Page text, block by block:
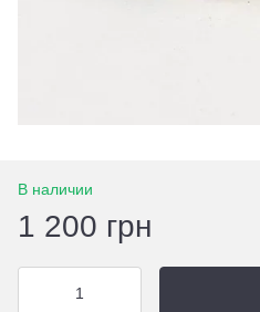
В наличии
1 200 грн